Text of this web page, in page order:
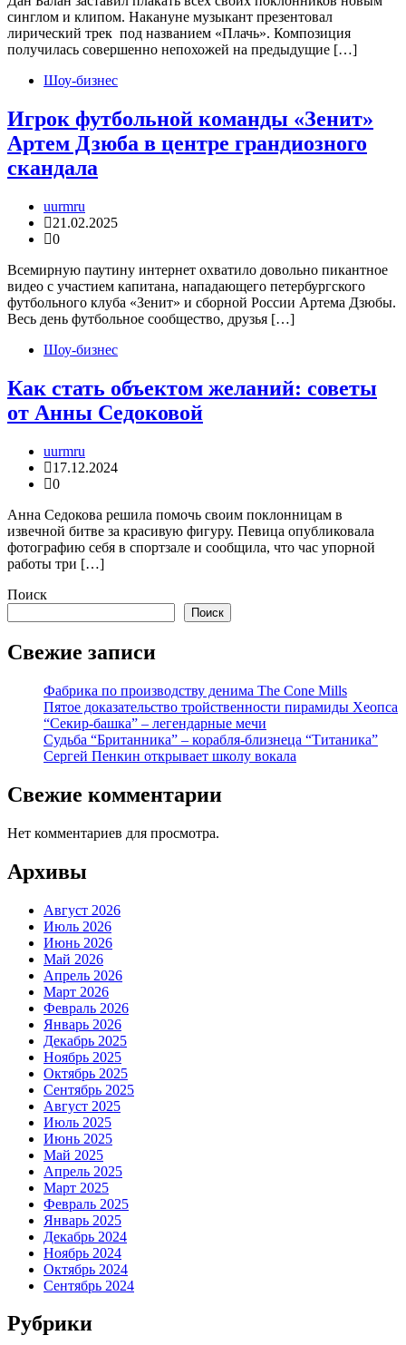
синглом и клипом. Накануне музыкант презентовал
лирический трек под названием «Плачь». Композиция
получилась совершенно непохожей на предыдущие […]
Шоу-бизнес
Игрок футбольной команды «Зенит»
Артем Дзюба в центре грандиозного
скандала
uurmru
21.02.2025
0
Всемирную паутину интернет охватило довольно пикантное
видео с участием капитана, нападающего петербургского
футбольного клуба «Зенит» и сборной России Артема Дзюбы.
Весь день футбольное сообщество, друзья […]
Шоу-бизнес
Как стать объектом желаний: советы
от Анны Седоковой
uurmru
17.12.2024
0
Анна Седокова решила помочь своим поклонницам в
извечной битве за красивую фигуру. Певица опубликовала
фотографию себя в спортзале и сообщила, что час упорной
работы три […]
Поиск
Поиск
Свежие записи
Фабрика по производству денима The Cone Mills
Пятое доказательство тройственности пирамиды Хеопса
“Секир-башка” – легендарные мечи
Судьба “Британника” – корабля-близнеца “Титаника”
Сергей Пенкин открывает школу вокала
Свежие комментарии
Нет комментариев для просмотра.
Архивы
Август 2026
Июль 2026
Июнь 2026
Май 2026
Апрель 2026
Март 2026
Февраль 2026
Январь 2026
Декабрь 2025
Ноябрь 2025
Октябрь 2025
Сентябрь 2025
Август 2025
Июль 2025
Июнь 2025
Май 2025
Апрель 2025
Март 2025
Февраль 2025
Январь 2025
Декабрь 2024
Ноябрь 2024
Октябрь 2024
Сентябрь 2024
Рубрики